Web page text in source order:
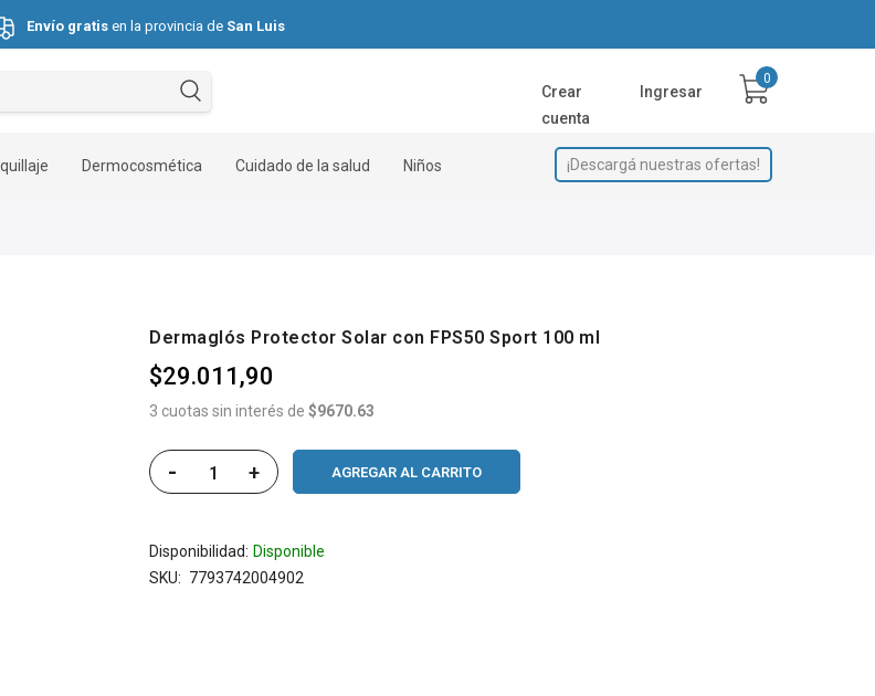
Envío gratis en la provincia de San Luis
Hasta 3 cuotas sin interés.
Crear
cuenta
Ingresar
Dermocosmética Cuidado de la salud Niños ¡Descargá nuestras ofertas!
Dermaglós Protector Solar con FPS50 Sport 100 ml
$29.011,90
3 cuotas sin interés de $9670.63
- + AGREGAR AL CARRITO
Disponibilidad: Disponible
SKU
7793742004902